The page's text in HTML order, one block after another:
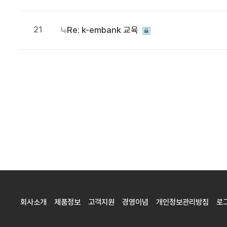
21 Re: k-embank 교육
회사소개 제품정보 고객지원 경영이념 개인정보관리방침 로